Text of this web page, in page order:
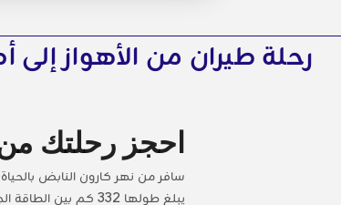
رحلة طيران من الأهواز
احجز رحلتك
سافر من نهر كارون النابض